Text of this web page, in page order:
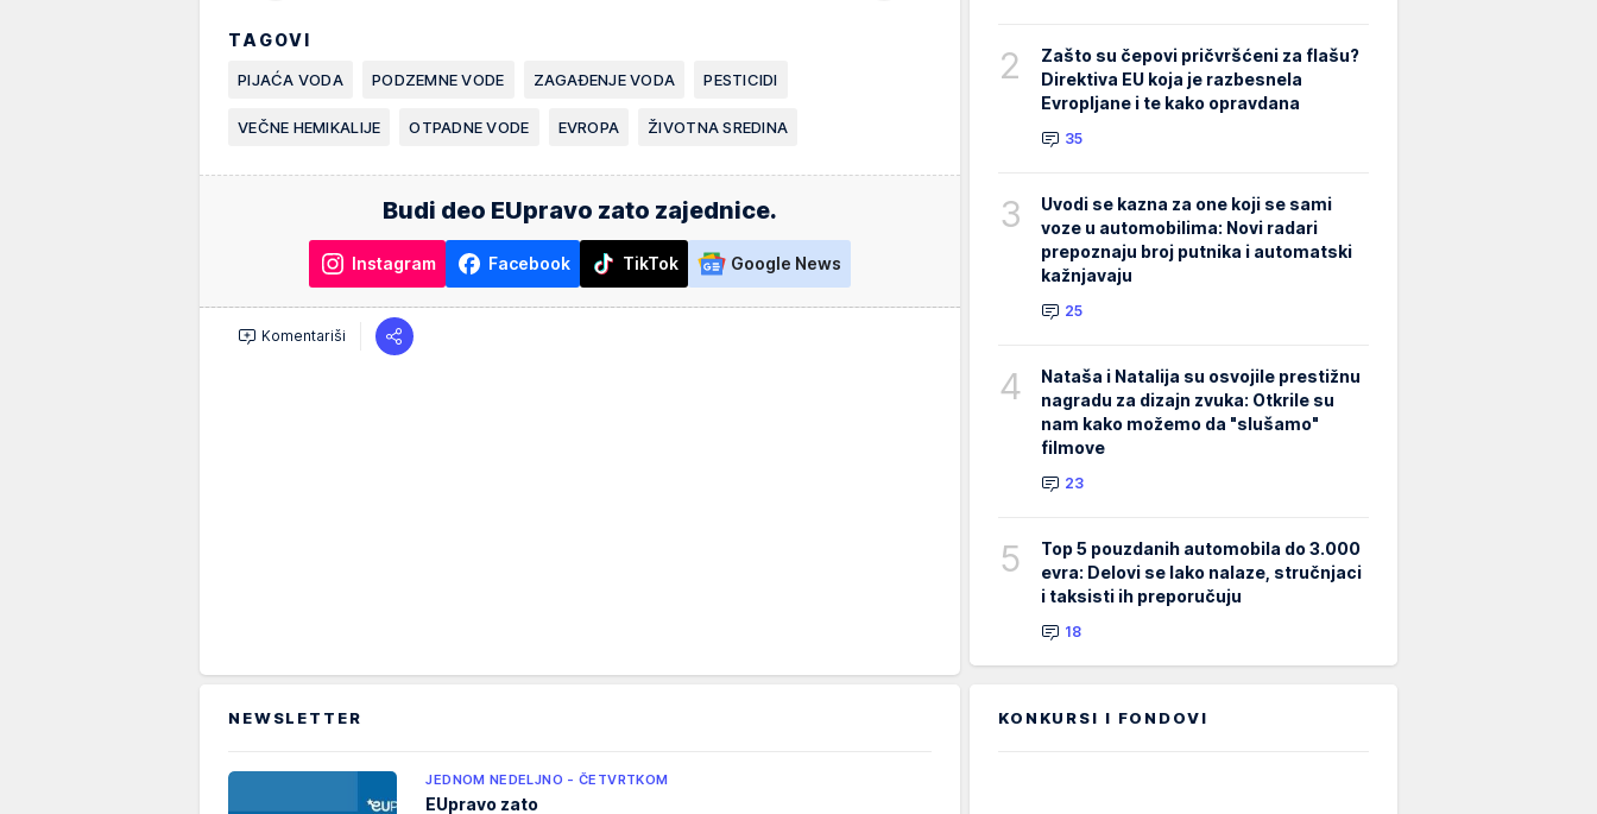
TAGOVI
PIJAĆA VODA PODZEMNE VODE ZAGAĐENJE VODA PESTICIDI
VEČNE HEMIKALIJE OTPADNE VODE EVROPA ŽIVOTNA SREDINA
Budi deo EUpravo zato zajednice.
Instagram Facebook TikTok Google News
Komentariši
2
Zašto su čepovi pričvršćeni za flašu?
Direktiva EU koja je razbesnela
Evropljane i te kako opravdana
35
3
Uvodi se kazna za one koji se sami
voze u automobilima: Novi radari
prepoznaju broj putnika i automatski
kažnjavaju
25
4
Nataša i Natalija su osvojile prestižnu
nagradu za dizajn zvuka: Otkrile su
nam kako možemo da "slušamo"
filmove
23
5
Top 5 pouzdanih automobila do 3.000
evra: Delovi se lako nalaze, stručnjaci
i taksisti ih preporučuju
18
NEWSLETTER
JEDNOM NEDELJNO - ČETVRTKOM
EUpravo zato
KONKURSI I FONDOVI